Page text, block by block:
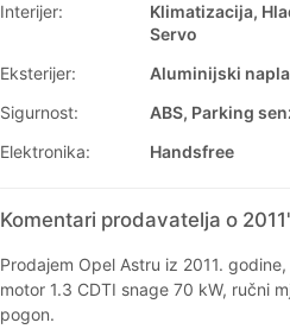
Interijer:
Klimatizacija,
Servo
Eksterijer:
Aluminijski
Sigurnost:
ABS, Parking
Elektronika:
Handsfree
Komentari prodavatelja o
Prodajem Opel Astru iz 2011.
motor 1.3 CDTI snage 70 kW, ručni
pogon.